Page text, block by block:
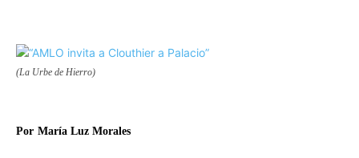
(La Urbe de Hierro)
Por María Luz Morales